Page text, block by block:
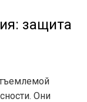
защита
Они